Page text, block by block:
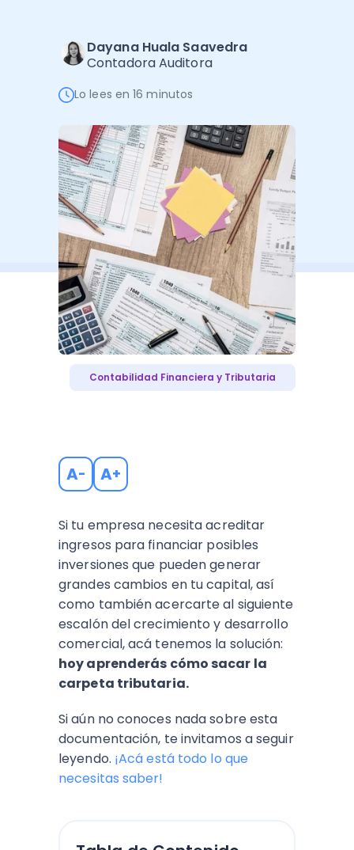
Software Factura y Administración
Autores
Dayana Huala Saavedra
Contadora Auditora
Lo lees en 16 minutos
Contabilidad Financiera y Tributaria
A- A+
Si tu empresa necesita acreditar
ingresos para financiar posibles
inversiones que pueden generar
grandes cambios en tu capital, así
como también acercarte al siguiente
escalón del crecimiento y desarrollo
comercial, acá tenemos la solución:
hoy aprenderás cómo sacar la
carpeta tributaria.
Si aún no conoces nada sobre esta
documentación, te invitamos a seguir
leyendo. ¡Acá está todo lo que
necesitas saber!